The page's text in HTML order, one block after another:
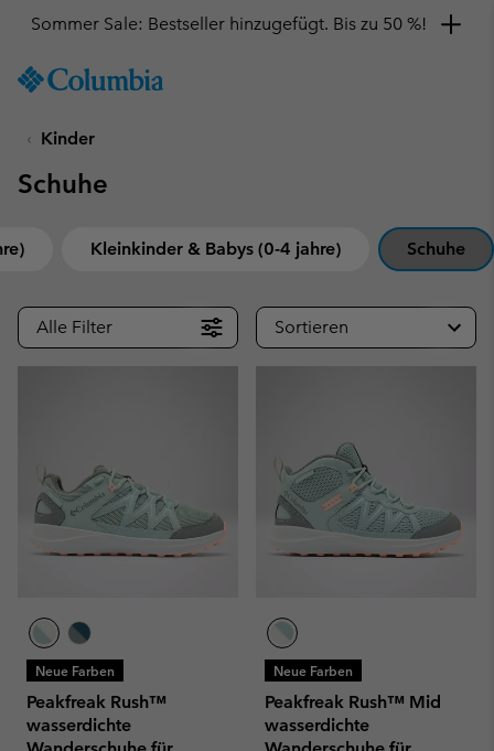
TO
SKIP
MAIN
Sommer Sale: Bestseller hinzugefügt. Bis zu 50 %!
Kinder
Schuhe
Kleinkinder & Babys (0-4 jahre) Schuhe
Alle Filter Sortieren
Neue Farben
Peakfreak Rush™
wasserdichte
Neue Farben
Peakfreak Rush™ Mid
wasserdichte